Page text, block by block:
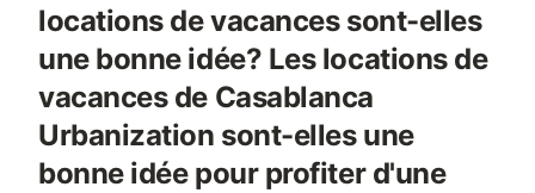
locations de vacances sont-elles
une bonne idée? Les locations de
vacances de Casablanca
Urbanization sont-elles une
bonne idée pour profiter d'une